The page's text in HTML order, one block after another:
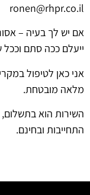
ronen@rhpr.co.il
אם יש לך בעיה –
ייעלם ככה סתם
אני כאן לטיפול
מלאה מובטחת.
השירות הוא
התחייבות ובחינם.